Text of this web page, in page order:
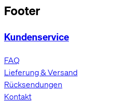
Footer
Kundenservice
FAQ
Lieferung & Versand
Rücksendungen
Kontakt